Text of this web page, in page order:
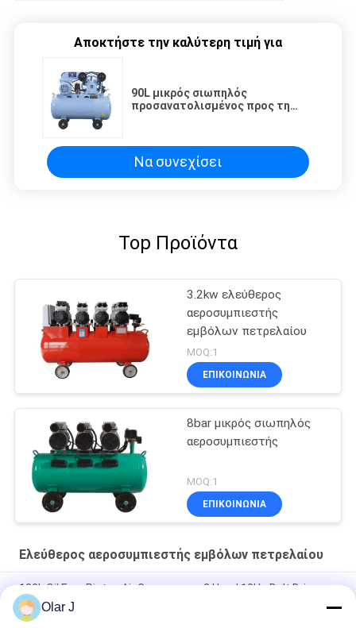
Αποκτήστε την καλύτερη τιμή για
90L μικρός σιωπηλός
προσανατολισμένος προς τη
Να συνεχίσει
Top Προϊόντα
3.2kw ελεύθερος
αεροσυμπιεστής
εμβόλων πετρελαίου
MOQ:1
ΕΠΙΚΟΙΝΩΝΙΑ
8bar μικρός σιωπηλός
αεροσυμπιεστής
MOQ:1
ΕΠΙΚΟΙΝΩΝΙΑ
Ελεύθερος αεροσυμπιεστής εμβόλων πετρελαίου
180L Oil Free Piston Air Compressor 3 Head 10Hp Belt Driven
TypeOlar J